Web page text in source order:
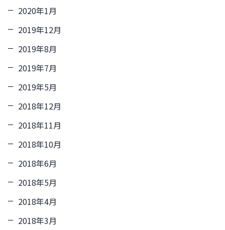
2020年1月
2019年12月
2019年8月
2019年7月
2019年5月
2018年12月
2018年11月
2018年10月
2018年6月
2018年5月
2018年4月
2018年3月